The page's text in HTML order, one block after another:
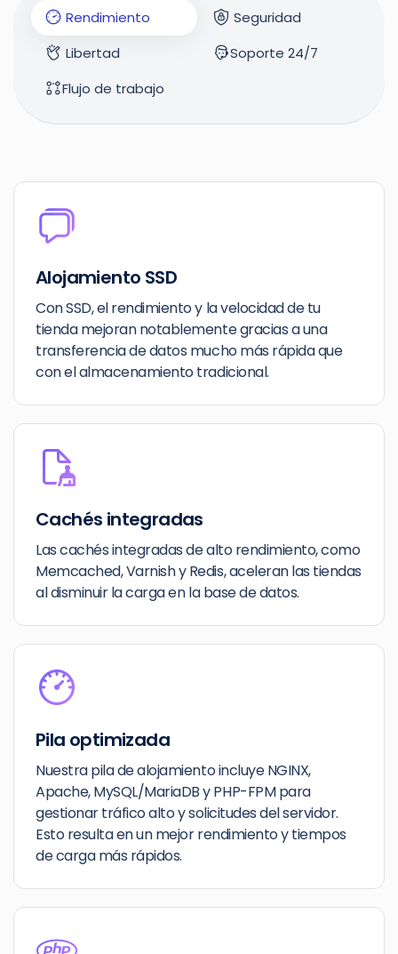
Rendimiento
Seguridad
Libertad
Soporte 24/7
Flujo de trabajo
Alojamiento SSD
Con SSD, el rendimiento y la velocidad de tu
tienda mejoran notablemente gracias a una
transferencia de datos mucho más rápida que
con el almacenamiento tradicional.
Cachés integradas
Las cachés integradas de alto rendimiento, como
Memcached, Varnish y Redis, aceleran las tiendas
al disminuir la carga en la base de datos.
Pila optimizada
Nuestra pila de alojamiento incluye NGINX,
Apache, MySQL/MariaDB y PHP-FPM para
gestionar tráfico alto y solicitudes del servidor.
Esto resulta en un mejor rendimiento y tiempos
de carga más rápidos.